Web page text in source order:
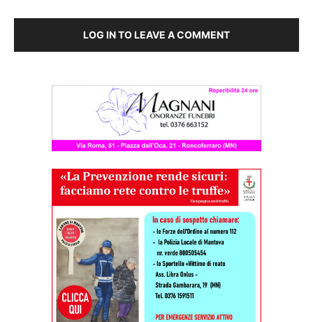
LOG IN TO LEAVE A COMMENT